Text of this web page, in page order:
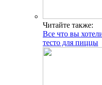
Читайте также:
Все что вы
тесто для пиццы